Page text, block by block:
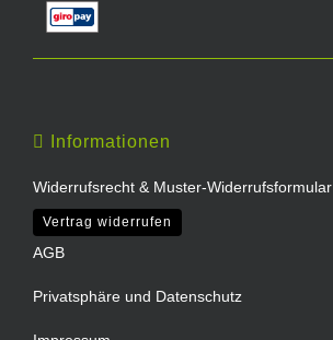
Informationen
Widerrufsrecht & Muster-Widerrufsformular
Vertrag widerrufen
AGB
Privatsphäre und Datenschutz